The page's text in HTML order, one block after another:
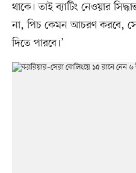
থাকে। তাই ব্যাটিং নেওয়ার
না, পিচ কেমন আচরণ করবে,
দিতে পারবে।’